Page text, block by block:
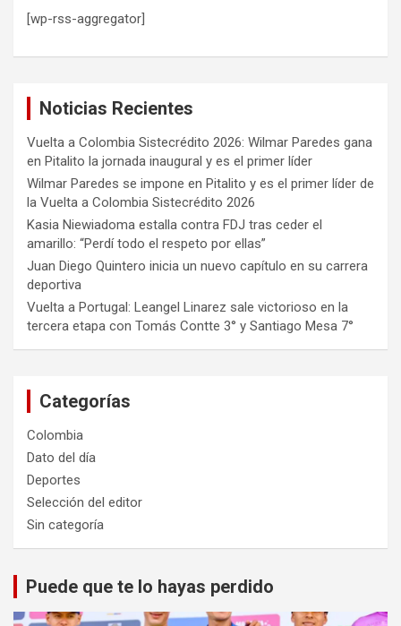
[wp-rss-aggregator]
Noticias Recientes
Vuelta a Colombia Sistecrédito 2026: Wilmar Paredes gana
en Pitalito la jornada inaugural y es el primer líder
Wilmar Paredes se impone en Pitalito y es el primer líder de
la Vuelta a Colombia Sistecrédito 2026
Kasia Niewiadoma estalla contra FDJ tras ceder el
amarillo: “Perdí todo el respeto por ellas”
Juan Diego Quintero inicia un nuevo capítulo en su carrera
deportiva
Vuelta a Portugal: Leangel Linarez sale victorioso en la
tercera etapa con Tomás Contte 3° y Santiago Mesa 7°
Categorías
Colombia
Dato del día
Deportes
Selección del editor
Sin categoría
Puede que te lo hayas perdido